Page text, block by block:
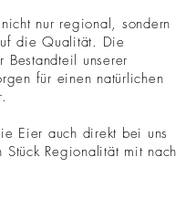
nur regional, sondern
die Qualität. Die
Bestandteil unserer
für einen natürlichen
Eier auch direkt bei uns
Regionalität mit nach